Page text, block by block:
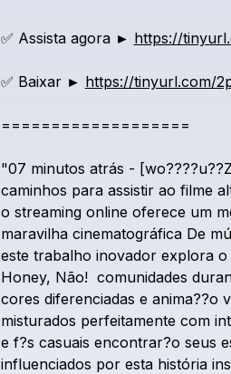
✅ Assista agora ► https://
✅ Baixar ► https://tinyurl.com/
===================
"07 minutos atrás -
caminhos para assistir ao filme
o streaming online oferece um
maravilha cinematográfica De
este trabalho inovador explora o
Honey, Não! comunidades
cores diferenciadas e anima??o
misturados perfeitamente com
e f?s casuais encontrar?o seus
influenciados por esta história